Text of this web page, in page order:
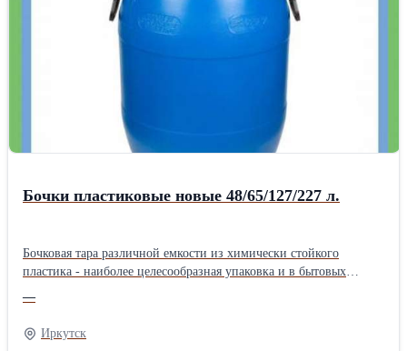
также для производства.
Бочки пластиковые новые 48/65/127/227 л.
Бочковая тара различной емкости из химически стойкого
пластика - наиболее целесообразная упаковка и в бытовых
приходится решать вопросы хранения едких веществ. В
домашних условиях бочки легко могут быть использованы в
самом широком спектре применения: хорошо послужат в
—
Иркутск